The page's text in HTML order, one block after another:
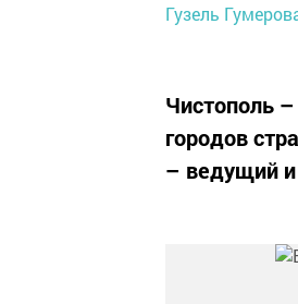
Гузель
Чистополь
городов
– ведущий